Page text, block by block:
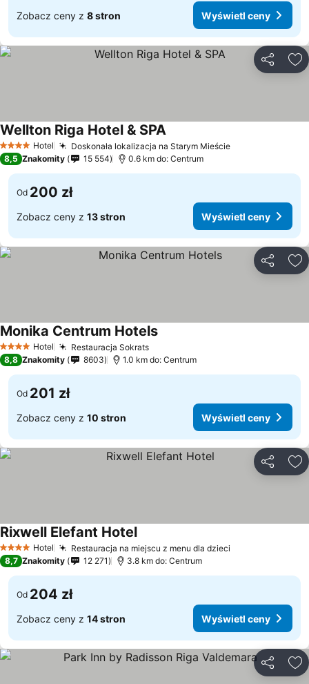
Zobacz ceny z 8 stron Wyświetl ceny
4 KategoriaHotel Doskonała lokalizacja na Starym Mieście
Wellton Riga Hotel & SPA
8,5 Znakomity 15 554 0.6 km do: Centrum
Od 200 zł
Zobacz ceny z 13 stron Wyświetl ceny
4 KategoriaHotel Restauracja Sokrats
Monika Centrum Hotels
8,8 Znakomity 8603 1.0 km do: Centrum
Od 201 zł
Zobacz ceny z 10 stron Wyświetl ceny
4 KategoriaHotel Restauracja na miejscu z menu dla dzieci
Rixwell Elefant Hotel
8,7 Znakomity 12 271 3.8 km do: Centrum
Od 204 zł
Zobacz ceny z 14 stron Wyświetl ceny